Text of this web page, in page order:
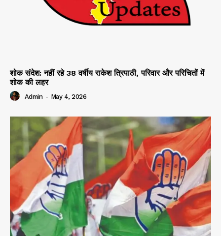
शोक संदेश: नहीं रहे 38 वर्षीय राकेश त्रिपाठी, परिवार और परिचितों में
शोक की लहर
Admin - May 4, 2026